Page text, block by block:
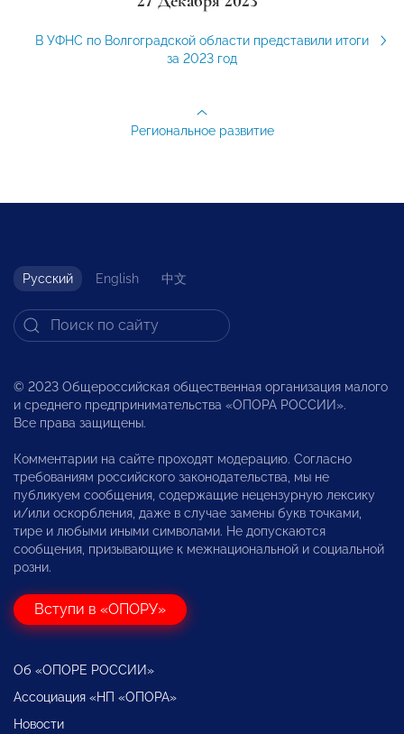
В УФНС по Волгоградской области представили итоги
за 2023 год
Региональное развитие
Русский English 中文
© 2023 Общероссийская общественная организация малого
и среднего предпринимательства «ОПОРА РОССИИ».
Все права защищены.
Комментарии на сайте проходят модерацию. Согласно
требованиям российского законодательства, мы не
публикуем сообщения, содержащие нецензурную лексику
и/или оскорбления, даже в случае замены букв точками,
тире и любыми иными символами. Не допускаются
сообщения, призывающие к межнациональной и социальной
розни.
Вступи в «ОПОРУ»
Об «ОПОРЕ РОССИИ»
Ассоциация «НП «ОПОРА»
Новости